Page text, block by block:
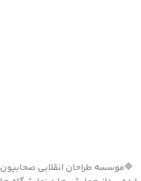
🔷موسسه طراحان انقلابی صحابیون